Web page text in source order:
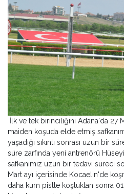
İlk ve tek birinciliğini Adana'da 27
maiden koşuda elde etmiş
yaşadığı sıkıntı sonrası uzun bir
süre zarfında yeni antrenörü
safkanımız uzun bir tedavi süreci
Mart ayı içerisinde Kocaelin'de
daha kum pistte koştuktan sonra